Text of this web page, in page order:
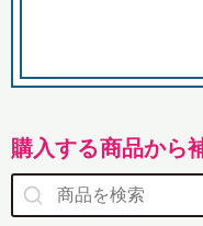
購入する商品から